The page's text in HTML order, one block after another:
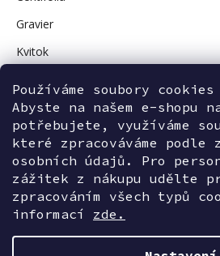
Používáme soubory cookies
Abyste na našem e-shopu
potřebujete, využíváme
které zpracováváme podle
osobních údajů. Pro
zážitek z nákupu udělte
zpracováním všech typů
informací zde.
Gravier
Kvitok
Avant Skincare
Sonnentor
Kontaktujte nás